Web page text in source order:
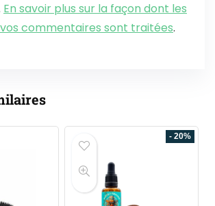
En savoir plus sur la façon dont les
commentaires sont traitées.
- 20%